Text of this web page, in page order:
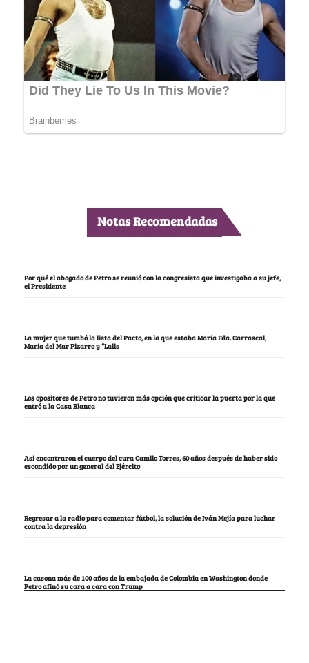
Notas Recomendadas
Por qué el abogado de Petro se reunió con la congresista que investigaba a su jefe,
el Presidente
La mujer que tumbó la lista del Pacto, en la que estaba María Fda. Carrascal,
María del Mar Pizarro y “Lalis
Los opositores de Petro no tuvieron más opción que criticar la puerta por la que
entró a la Casa Blanca
Así encontraron el cuerpo del cura Camilo Torres, 60 años después de haber sido
escondido por un general del Ejército
Regresar a la radio para comentar fútbol, la solución de Iván Mejía para luchar
contra la depresión
La casona más de 100 años de la embajada de Colombia en Washington donde
Petro afinó su cara a cara con Trump